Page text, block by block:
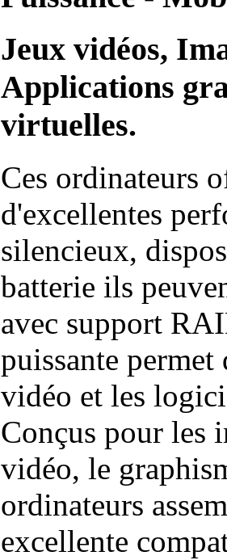
Jeux vidéos,
Applications
virtuelles.
Ces ordinateurs
d'excellentes
silencieux,
batterie ils
avec support
puissante permet
vidéo et les
Conçus pour les
vidéo, le
ordinateurs
excellente